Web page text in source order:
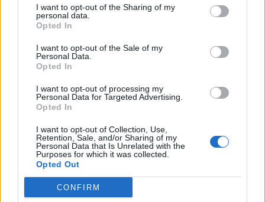
I want to opt-out of the Sharing of my
personal data.
Opted In
I want to opt-out of the Sale of my
Personal Data.
Opted In
I want to opt-out of processing my
Personal Data for Targeted Advertising.
Opted In
I want to opt-out of Collection, Use,
Retention, Sale, and/or Sharing of my
Personal Data that Is Unrelated with the
Purposes for which it was collected.
Opted Out
CONFIRM
άρετε τη συναίνεσή σας οπότε και θα πάψουμε την επεξεργασία αν
δεν υπάρχουν νόμιμοι και επιτακτικοί λόγοι που να δικαιολογούν
ΠΩΣ ΜΠΟΡΕΙΤΕ ΝΑ ΑΣΚΗΣΕΤΕ ΤΑ ΠΑΡΑΠΑΝΩ ΔΙΚΑΙΩΜΑΤΑ;
Τα δικαιώματά σας μπορείτε να τα ασκήσετε οποιαδήποτε στιγμή
δεδομένων με αποστολή mail στο info@net-time.gr και η Εταιρεία θα
σας απαντήσει εντός τριάντα (30) ημερών από την ημερομηνία
παραλαβής και επιβεβαίωσης της ταυτότητάς σας , εκτός εάν το
αίτημα είναι ασυνήθιστα μεγάλο και περίπλοκο όπου εκεί κατόπιν
ενημέρωσής σας η απάντηση μπορεί να καθυστερήσει άλλες εξήντα